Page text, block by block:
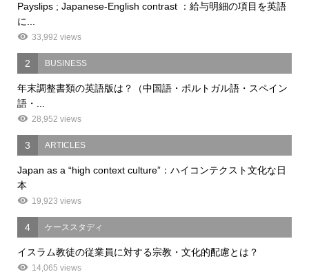
Payslips ; Japanese-English contrast ：給与明細の項目を英語
に...
33,992 views
2 BUSINESS
年末調整書類の英語版は？（中国語・ポルトガル語・スペイン
語・...
28,952 views
3 ARTICLES
Japan as a “high context culture”：ハイコンテクスト文化な日
本
19,923 views
4 ケーススタディ
イスラム教徒の従業員に対する宗教・文化的配慮とは？
14,065 views